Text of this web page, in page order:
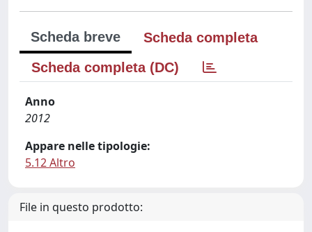
Scheda breve
Scheda completa
Scheda completa (DC)
Anno
2012
Appare nelle tipologie:
5.12 Altro
File in questo prodotto: